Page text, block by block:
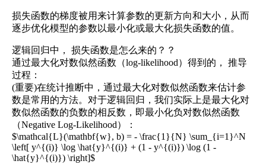
损失函数的梯度被用来计算参数的更新方向和大小，从而
逐步优化模型的参数以最小化或最大化损失函数的值。
逻辑回归中， 损失函数是怎么来的？？
通过最大化对数似然函数（log-likelihood）得到的， 推导
过程：
(重要)在统计推断中，通过最大化对数似然函数来估计参
数是常用的方法。对于逻辑回归，我们实际上是最大化对
数似然函数的负数的相反数，即最小化负对数似然函数
（Negative Log-Likelihood）：
$\mathcal{L}(\mathbf{w}, b) = - \frac{1}{N} \sum_{i=1}^N
\left[ y^{(i)} \log \hat{y}^{(i)} + (1 - y^{(i)}) \log (1 -
\hat{y}^{(i)}) \right]$